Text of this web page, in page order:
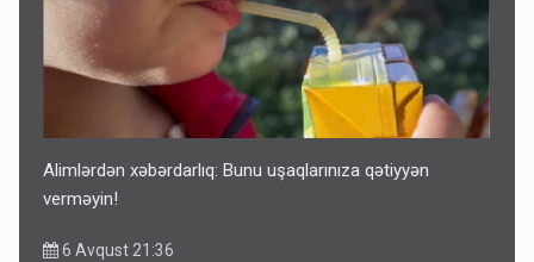
Alimlərdən xəbərdarlıq: Bunu uşaqlarınıza qətiyyən
verməyin!
6 Avqust 21:36